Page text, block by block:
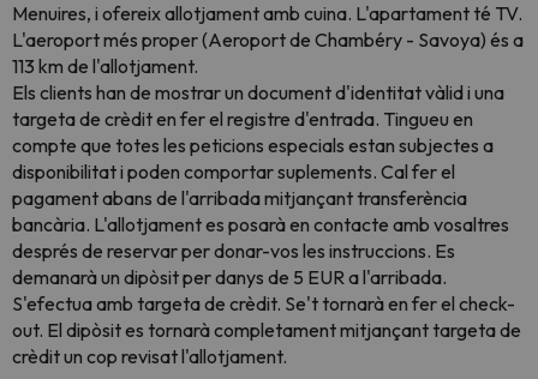
Menuires, i ofereix allotjament amb cuina. L'apartament té TV.
L'aeroport més proper (Aeroport de Chambéry - Savoya) és a
113 km de l'allotjament.
Els clients han de mostrar un document d'identitat vàlid i una
targeta de crèdit en fer el registre d'entrada. Tingueu en
compte que totes les peticions especials estan subjectes a
disponibilitat i poden comportar suplements. Cal fer el
pagament abans de l'arribada mitjançant transferència
bancària. L'allotjament es posarà en contacte amb vosaltres
després de reservar per donar-vos les instruccions. Es
demanarà un dipòsit per danys de 5 EUR a l'arribada.
S'efectua amb targeta de crèdit. Se't tornarà en fer el check-
out. El dipòsit es tornarà completament mitjançant targeta de
crèdit un cop revisat l'allotjament.